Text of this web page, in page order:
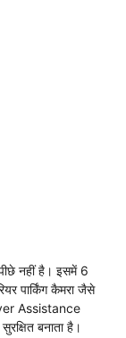
नहीं है। इसमें 6
पार्किंग कैमरा जैसे
Assistance
बनाता है।